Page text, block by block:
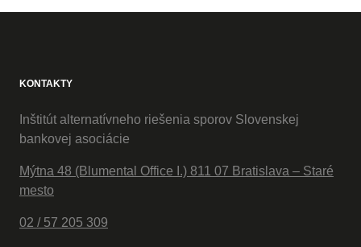
KONTAKTY
Inštitút alternatívneho riešenia sporov Slovenskej
bankovej asociácie
Mýtna 48 (Blumental Office I.) 811 07 Bratislava – Staré
mesto
02 / 57 205 309